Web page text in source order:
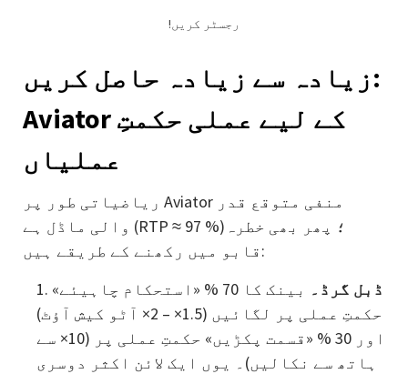
!رجسٹر کریں
زیادہ سے زیادہ حاصل کریں:
Aviator کے لیے عملی حکمتِ
عملیاں
ریاضیاتی طور پر Aviator منفی متوقع قدر
والی ماڈل ہے (RTP ≈ 97 %)؛ پھر بھی خطرہ
قابو میں رکھنے کے طریقے ہیں:
ڈبل گرڈ۔
بینک کا 70 % «استحکام چاہیئے»
حکمتِ عملی پر لگائیں (1.5× – 2× آٹو کیش آؤٹ)
اور 30 % «قسمت پکڑیں» حکمتِ عملی پر (10× سے
ہاتھ سے نکالیں)۔ یوں ایک لائن اکثر دوسری